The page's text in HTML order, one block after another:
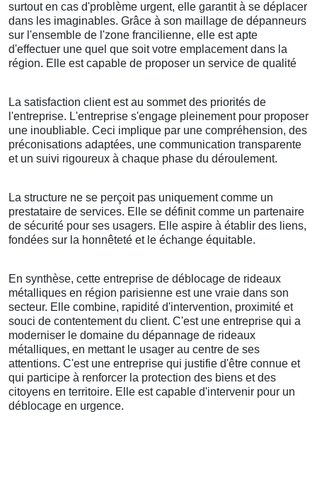
surtout en cas d'problème urgent, elle garantit à se déplacer
dans les imaginables. Grâce à son maillage de dépanneurs
sur l'ensemble de l'zone francilienne, elle est apte
d'effectuer une quel que soit votre emplacement dans la
région. Elle est capable de proposer un service de qualité
La satisfaction client est au sommet des priorités de
l'entreprise. L'entreprise s'engage pleinement pour proposer
une inoubliable. Ceci implique par une compréhension, des
préconisations adaptées, une communication transparente
et un suivi rigoureux à chaque phase du déroulement.
La structure ne se perçoit pas uniquement comme un
prestataire de services. Elle se définit comme un partenaire
de sécurité pour ses usagers. Elle aspire à établir des liens,
fondées sur la honnêteté et le échange équitable.
En synthèse, cette entreprise de déblocage de rideaux
métalliques en région parisienne est une vraie dans son
secteur. Elle combine, rapidité d'intervention, proximité et
souci de contentement du client. C'est une entreprise qui a
moderniser le domaine du dépannage de rideaux
métalliques, en mettant le usager au centre de ses
attentions. C'est une entreprise qui justifie d'être connue et
qui participe à renforcer la protection des biens et des
citoyens en territoire. Elle est capable d'intervenir pour un
déblocage en urgence.